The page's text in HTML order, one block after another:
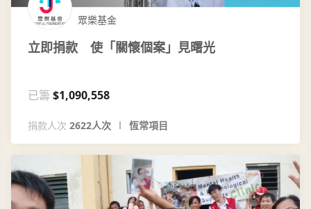
眾樂基金
立即捐款 使「關懷個案」見曙光
已籌 $1,090,558
捐款人次 2622人次 恆常項目